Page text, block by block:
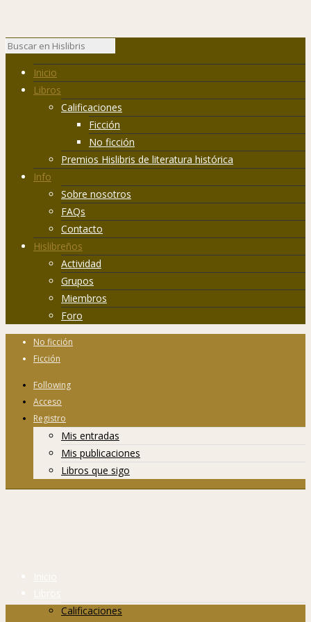
Inicio
Libros
Calificaciones
Ficción
No ficción
Premios Hislibris de literatura histórica
Info
Sobre nosotros
FAQs
Contacto
Hislibreños
Actividad
Grupos
Miembros
Foro
No ficción
Ficción
Following
Acceso
Registro
Mis entradas
Mis publicaciones
Libros que sigo
Inicio
Libros
Calificaciones